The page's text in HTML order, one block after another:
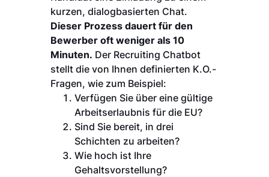
kurzen, dialogbasierten Chat.
Dieser Prozess dauert für den
Bewerber oft weniger als 10
Minuten. Der Recruiting Chatbot
stellt die von Ihnen definierten K.O.-
Fragen, wie zum Beispiel:
Verfügen Sie über eine gültige
Arbeitserlaubnis für die EU?
Sind Sie bereit, in drei
Schichten zu arbeiten?
Wie hoch ist Ihre
Gehaltsvorstellung?